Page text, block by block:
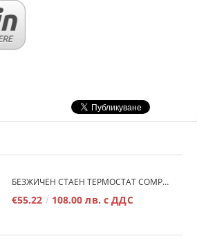
БЕЗЖИЧЕН СТАЕН ТЕРМОСТАТ COMPUTHERM Q7RF
€55.22 108.00 лв. с ДДС